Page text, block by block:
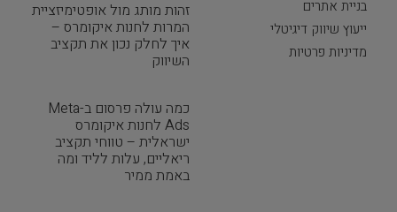
בניית אתרים
ייעוץ שיווק דיגיטלי
מדיניות פרטיות
זהות מותג מול אופטימיזציית
המרות לחנות איקומרס –
איך לחלק נכון את תקציב
השיווק
כמה עולה פרסום ב-Meta
Ads לחנות איקומרס
ישראלית – טווחי תקציב
ריאליים, עלות לליד ומה
באמת ממיר